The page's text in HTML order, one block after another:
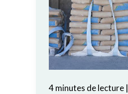
4 minutes de lecture|